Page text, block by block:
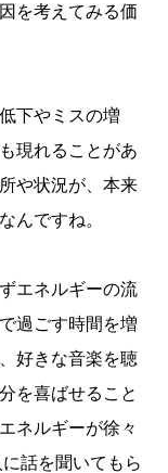
を考えてみる価
下やミスの増
現れることがあ
や状況が、本来
んですね。
エネルギーの流
過ごす時間を増
好きな音楽を聴
を喜ばせること
ネルギーが徐々
話を聞いてもら